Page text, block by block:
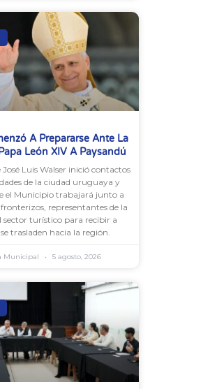
A Prepararse Ante La
León XIV A Paysandú
Luis Walser inició contactos
de la ciudad uruguaya y
el Municipio trabajará junto a
representantes de la
sector turístico para recibir a
trasladen hacia la región.
Municipal 5 agosto, 2026